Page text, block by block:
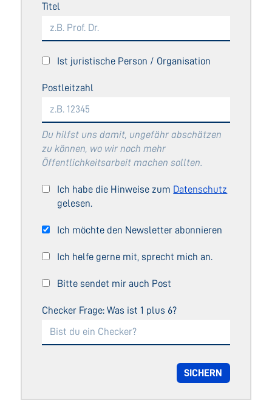
Titel
Ist juristische Person / Organisation
Postleitzahl
Du hilfst uns damit, ungefähr abschätzen
zu können, wo wir noch mehr
Öffentlichkeitsarbeit machen sollten.
Ich habe die Hinweise zum Datenschutz
gelesen.
Ich möchte den Newsletter abonnieren
Ich helfe gerne mit, sprecht mich an.
Bitte sendet mir auch Post
Checker Frage: Was ist 1 plus 6?